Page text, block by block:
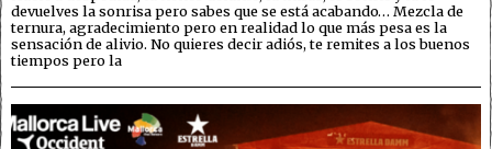
devuelves la sonrisa pero sabes que se está acabando… Mezcla de
ternura, agradecimiento pero en realidad lo que más pesa es la
sensación de alivio. No quieres decir adiós, te remites a los buenos
tiempos pero la